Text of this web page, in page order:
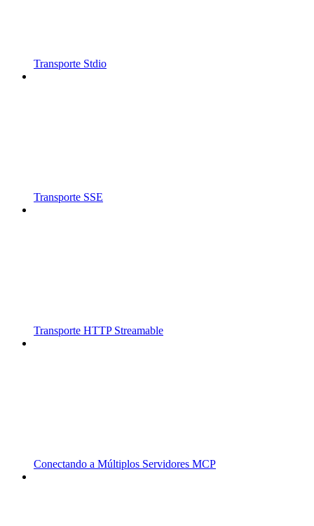
Transporte Stdio
Transporte SSE
Transporte HTTP Streamable
Conectando a Múltiplos Servidores MCP